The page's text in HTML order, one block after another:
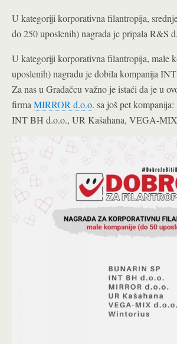
U kategoriji korporativna filantropija,
do 250 uposlenih) nagrada je pripala R&S
U kategoriji korporativna filantropija, male
uposlenih) nagradu je dobila kompanija
Za nas u Gradačcu važno je istaći da je u
firma MIRROR d.o.o. sa još pet
INT BH d.o.o., UR Kašahana, VEGA-